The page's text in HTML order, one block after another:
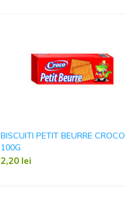
BISCUITI PETIT BEURRE CROCO
100G
2,20 lei